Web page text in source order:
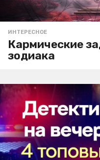
ИНТЕРЕСНОЕ
Кармические
зодиака